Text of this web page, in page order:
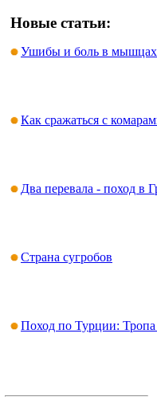
Новые статьи:
Ушибы и боль в мышцах
Как сражаться с
Два перевала - поход в
Страна сугробов
Поход по Турции: